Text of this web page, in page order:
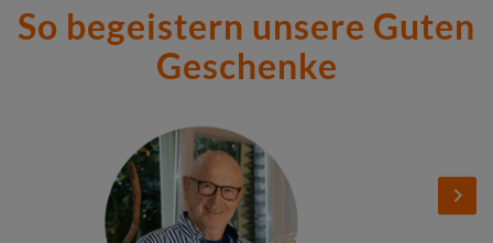
So begeistern unsere Guten
Geschenke
Next